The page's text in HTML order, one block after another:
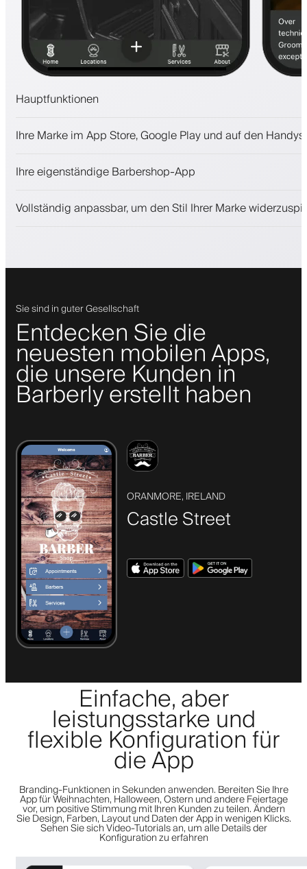
Hauptfunktionen
Zahlungen, Kaution
Binden Sie Kunden mit einem Treueprogramm
Ihre Marke im App Store, Google Play und auf den
Ihre eigenständige Barbershop-App
Vollständig anpassbar, um den Stil Ihrer Marke
Sie sind in guter Gesellschaft
Entdecken Sie die
neuesten mobilen Apps,
die unsere Kunden in
Barberly erstellt haben
ORANMORE, IRELAND
Castle Street
Einfache, aber
leistungsstarke und
flexible Konfiguration für
die App
Branding-Funktionen in Sekunden anwenden. Bereiten Sie Ihre
App für Weihnachten, Halloween, Ostern und andere Feiertage
vor, um positive Stimmung mit Ihren Kunden zu teilen. Ändern
Sie Design, Farben, Layout und Daten der App in wenigen Klicks.
Sehen Sie sich Video-Tutorials an, um alle Details der
Konfiguration zu erfahren